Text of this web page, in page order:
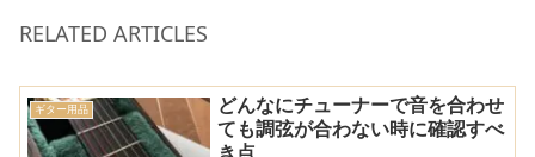
RELATED ARTICLES
ギター用品
どんなにチューナーで音を合わせ
ても調弦が合わない時に確認すべ